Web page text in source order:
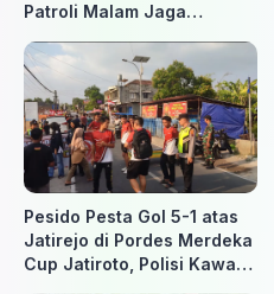
Patroli Malam Jaga
Pesido Pesta Gol 5-1 atas
Jatirejo di Pordes Merdeka
Cup Jatiroto, Polisi Kawal